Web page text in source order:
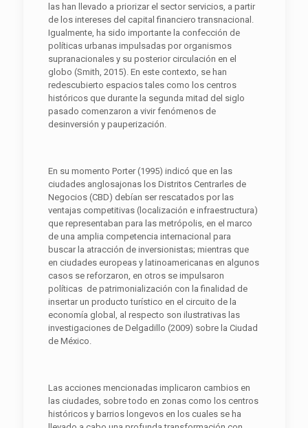
las han llevado a priorizar el sector servicios, a partir
de los intereses del capital financiero transnacional.
Igualmente, ha sido importante la confección de
políticas urbanas impulsadas por organismos
supranacionales y su posterior circulación en el
globo (Smith, 2015). En este contexto, se han
redescubierto espacios tales como los centros
históricos que durante la segunda mitad del siglo
pasado comenzaron a vivir fenómenos de
desinversión y pauperización.
En su momento Porter (1995) indicó que en las
ciudades anglosajonas los Distritos Centrarles de
Negocios (CBD) debían ser rescatados por las
ventajas competitivas (localización e infraestructura)
que representaban para las metrópolis, en el marco
de una amplia competencia internacional para
buscar la atracción de inversionistas; mientras que
en ciudades europeas y latinoamericanas en algunos
casos se reforzaron, en otros se impulsaron
políticas de patrimonialización con la finalidad de
insertar un producto turístico en el circuito de la
economía global, al respecto son ilustrativas las
investigaciones de Delgadillo (2009) sobre la Ciudad
de México.
Las acciones mencionadas implicaron cambios en
las ciudades, sobre todo en zonas como los centros
históricos y barrios longevos en los cuales se ha